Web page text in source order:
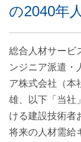
の2040年
総合人材サービ
ンジニア派遣・
ア株式会社（
雄、以下「当社
ける建設技術
将来の人材需給